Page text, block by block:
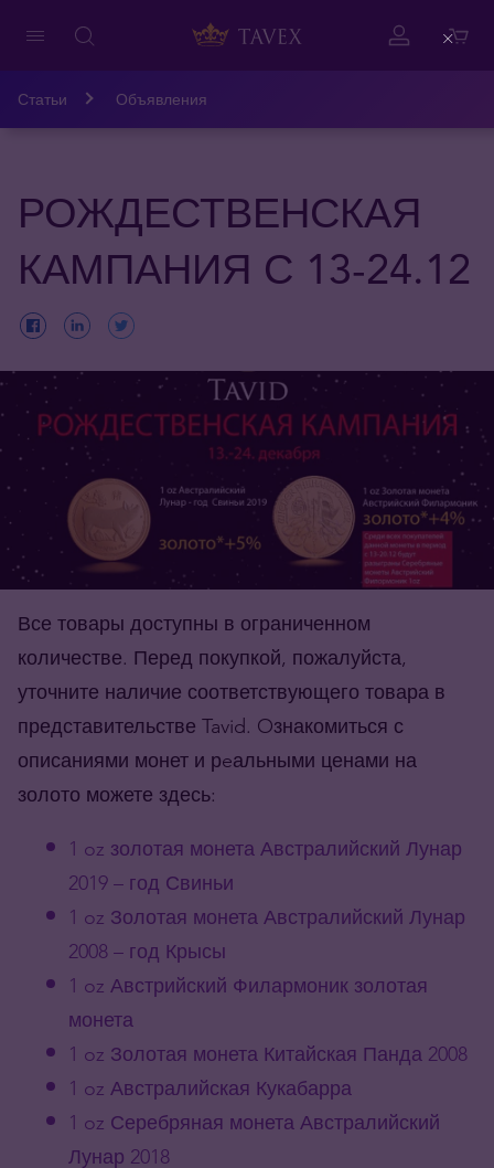
Статьи Объявления
РОЖДЕСТВЕНСКАЯ
КАМПАНИЯ С 13-24.12
Все товары доступны в ограниченном
количестве. Перед покупкой, пожалуйста,
уточните наличие соответствующего товара в
представительстве Tavid. Oзнакомиться с
описаниями монет и рeальными ценами на
золото можете здесь:
1 oz золотая монета Австралийский Лунар
2019 – год Свиньи
1 oz Золотая монета Австралийский Лунар
2008 – год Крысы
1 oz Австрийский Филармоник золотая
монета
1 oz Золотая монета Китайская Панда 2008
1 oz Австралийская Кукабарра
1 oz Серебряная монета Австралийский
Лунар 2018
Close